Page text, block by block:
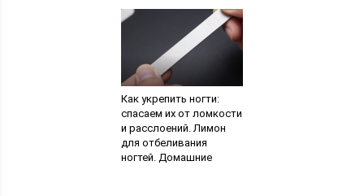
применения овоща для
Как укрепить ногти:
спасаем их от ломкости
и расслоений. Лимон
для отбеливания
ногтей. Домашние